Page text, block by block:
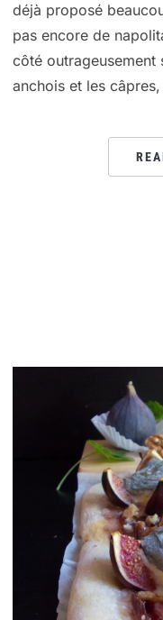
déjà proposé
pas encore de
côté outrageusement
anchois et les